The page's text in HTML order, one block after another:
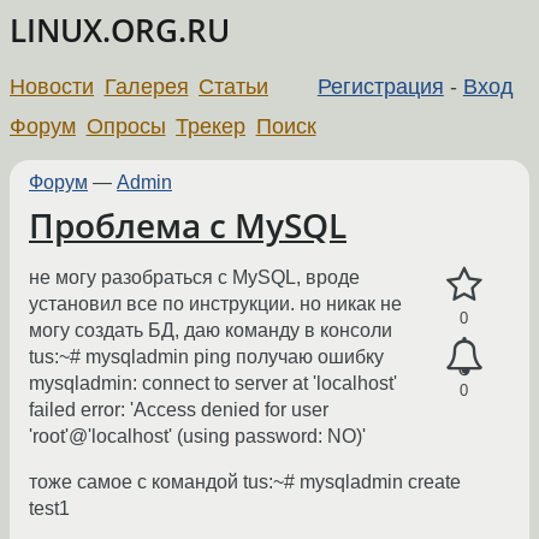
LINUX.ORG.RU
Регистрация - Вход
Новости Галерея Статьи
Форум Опросы Трекер Поиск
Форум — Admin
Проблема с MySQL
0
0
не могу разобраться с MySQL, вроде
установил все по инструкции. но никак не
могу создать БД, даю команду в консоли
tus:~# mysqladmin ping получаю ошибку
mysqladmin: connect to server at 'localhost'
failed error: 'Access denied for user
'root'@'localhost' (using password: NO)'
тоже самое с командой tus:~# mysqladmin create
test1